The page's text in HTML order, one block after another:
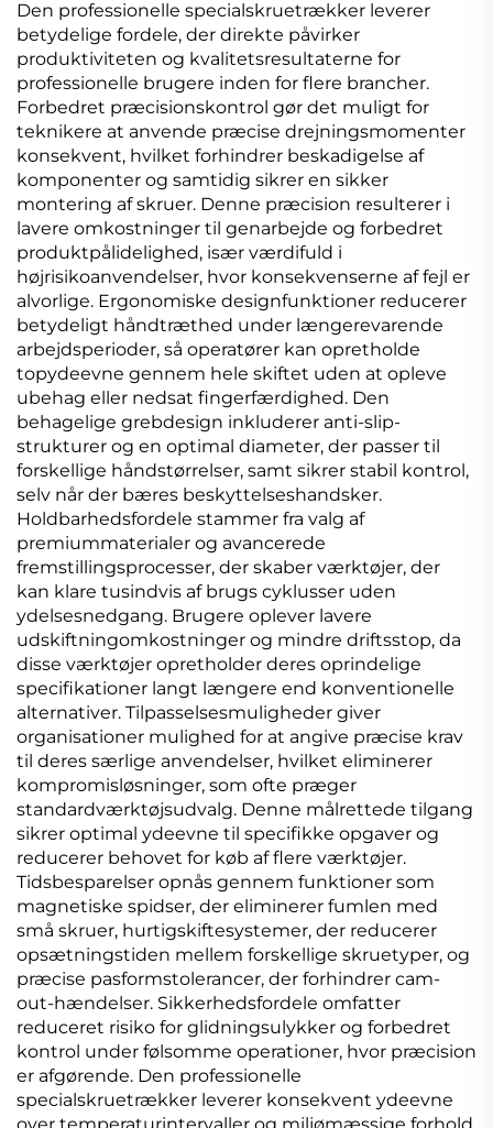
Den professionelle specialskruetrækker leverer
betydelige fordele, der direkte påvirker
produktiviteten og kvalitetsresultaterne for
professionelle brugere inden for flere brancher.
Forbedret præcisionskontrol gør det muligt for
teknikere at anvende præcise drejningsmomenter
konsekvent, hvilket forhindrer beskadigelse af
komponenter og samtidig sikrer en sikker
montering af skruer. Denne præcision resulterer i
lavere omkostninger til genarbejde og forbedret
produktpålidelighed, især værdifuld i
højrisikoanvendelser, hvor konsekvenserne af fejl er
alvorlige. Ergonomiske designfunktioner reducerer
betydeligt håndtræthed under længerevarende
arbejdsperioder, så operatører kan opretholde
topydeevne gennem hele skiftet uden at opleve
ubehag eller nedsat fingerfærdighed. Den
behagelige grebdesign inkluderer anti-slip-
strukturer og en optimal diameter, der passer til
forskellige håndstørrelser, samt sikrer stabil kontrol,
selv når der bæres beskyttelseshandsker.
Holdbarhedsfordele stammer fra valg af
premiummaterialer og avancerede
fremstillingsprocesser, der skaber værktøjer, der
kan klare tusindvis af brugs cyklusser uden
ydelsesnedgang. Brugere oplever lavere
udskiftningomkostninger og mindre driftsstop, da
disse værktøjer opretholder deres oprindelige
specifikationer langt længere end konventionelle
alternativer. Tilpasselsesmuligheder giver
organisationer mulighed for at angive præcise krav
til deres særlige anvendelser, hvilket eliminerer
kompromisløsninger, som ofte præger
standardværktøjsudvalg. Denne målrettede tilgang
sikrer optimal ydeevne til specifikke opgaver og
reducerer behovet for køb af flere værktøjer.
Tidsbesparelser opnås gennem funktioner som
magnetiske spidser, der eliminerer fumlen med
små skruer, hurtigskiftesystemer, der reducerer
opsætningstiden mellem forskellige skruetyper, og
præcise pasformstolerancer, der forhindrer cam-
out-hændelser. Sikkerhedsfordele omfatter
reduceret risiko for glidningsulykker og forbedret
kontrol under følsomme operationer, hvor præcision
er afgørende. Den professionelle
specialskruetrækker leverer konsekvent ydeevne